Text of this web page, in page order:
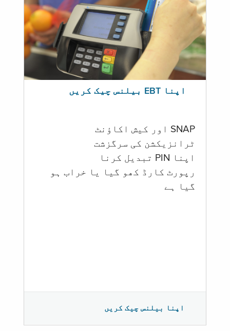
اپنا EBT بیلنس چیک کریں
SNAP اور کیش اکاؤنٹ
ٹرانزیکشن کی سرگزشت
اپنا PIN تبدیل کرنا
رپورٹ کارڈ کھو گیا یا خراب ہو
گيا ہے
اپنا بیلنس چیک کریں